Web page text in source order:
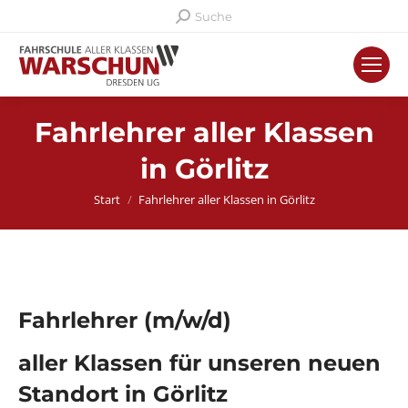
Search:
Suche
Fahrlehrer aller Klassen
in Görlitz
Sie befinden sich hier:
Start Fahrlehrer aller Klassen in Görlitz
Fahrlehrer (m/w/d)
aller Klassen für unseren neuen
Standort in Görlitz